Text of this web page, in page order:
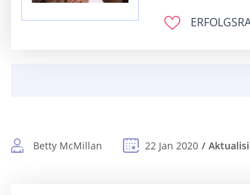
Betty McMillan 22 Jan 2020